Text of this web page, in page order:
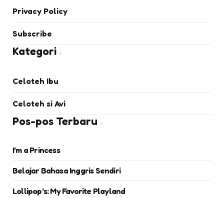
Privacy Policy
Subscribe
Kategori
Celoteh Ibu
Celoteh si Avi
Pos-pos Terbaru
I’m a Princess
Belajar Bahasa Inggris Sendiri
Lollipop’s: My Favorite Playland